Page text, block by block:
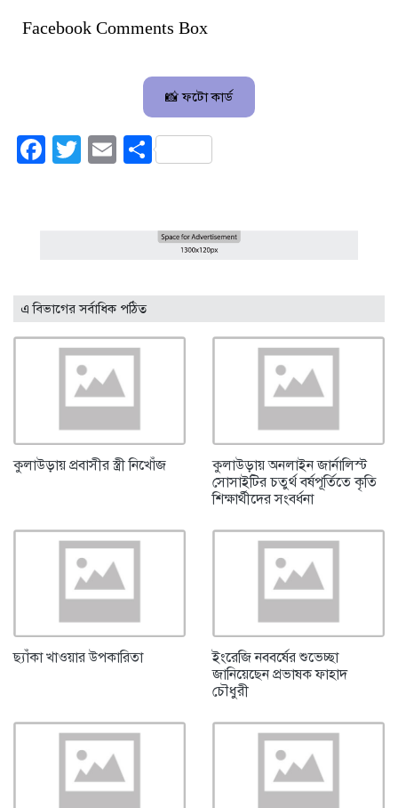
Facebook Comments Box
📸 ফটো কার্ড
Facebook
Twitter
EmailShare
এ বিভাগের সর্বাধিক পঠিত
কুলাউড়ায় প্রবাসীর স্ত্রী নিখোঁজ
কুলাউড়ায় অনলাইন জার্নালিস্ট
সোসাইটির চতুর্থ বর্ষপূর্তিতে কৃতি
শিক্ষার্থীদের সংবর্ধনা
ছ্যাঁকা খাওয়ার উপকারিতা
ইংরেজি নববর্ষের শুভেচ্ছা
জানিয়েছেন প্রভাষক ফাহাদ
চৌধুরী